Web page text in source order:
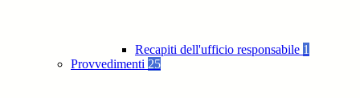
Recapiti dell'ufficio responsabile 1
Provvedimenti 25